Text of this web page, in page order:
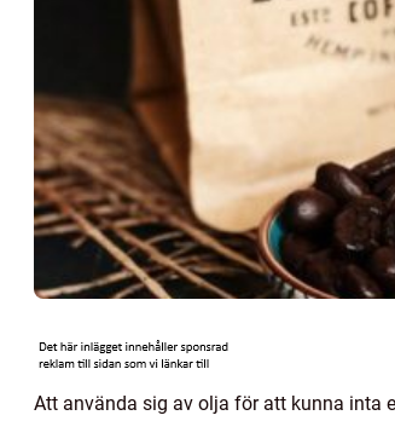
Att använda sig av olja för att kunna inta